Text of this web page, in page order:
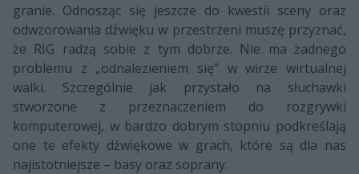
granie. Odnosząc się jeszcze do kwestii sceny oraz
odwzorowania dźwięku w przestrzeni muszę przyznać,
że RIG radzą sobie z tym dobrze. Nie ma żadnego
problemu z „odnalezieniem się” w wirze wirtualnej
walki. Szczególnie jak przystało na słuchawki
stworzone z przeznaczeniem do rozgrywki
komputerowej, w bardzo dobrym stopniu podkreślają
one te efekty dźwiękowe w grach, które są dla nas
najistotniejsze – basy oraz soprany.